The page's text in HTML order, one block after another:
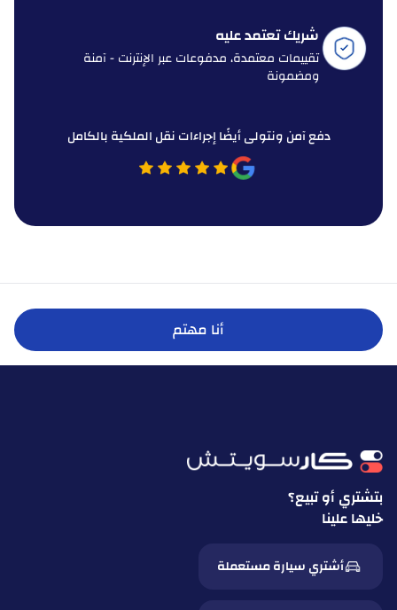
شريك تعتمد عليه
تقييمات معتمدة، مدفوعات عبر الإنترنت - آمنة
ومضمونة
دفع آمن ونتولى أيضًا إجراءات نقل الملكية بالكامل
أنا مهتم
بتشتري أو تبيع؟
خليها علينا
أشتري سيارة مستعملة